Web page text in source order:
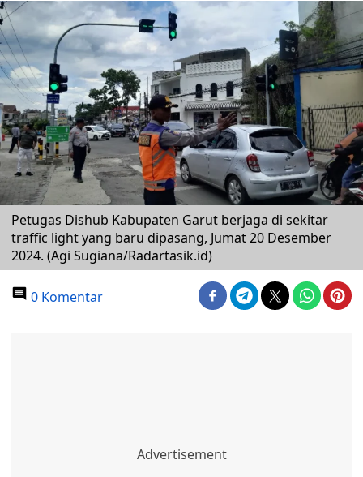
Petugas Dishub Kabupaten Garut berjaga di sekitar
traffic light yang baru dipasang, Jumat 20 Desember
2024. (Agi Sugiana/Radartasik.id)
0 Komentar